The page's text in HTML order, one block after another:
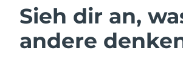
Sieh dir an,
andere